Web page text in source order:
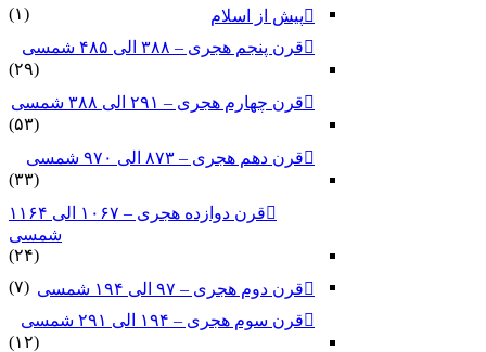
پیش از اسلام
(۱)
قرن پنجم هجری – ۳۸۸ الی ۴۸۵ شمسی
(۲۹)
قرن چهارم هجری – ۲۹۱ الی ۳۸۸ شمسی
(۵۳)
قرن دهم هجری – ۸۷۳ الی ۹۷۰ شمسی
(۳۳)
قرن دوازده هجری – ۱۰۶۷ الی ۱۱۶۴
شمسی
(۲۴)
قرن دوم هجری – ۹۷ الی ۱۹۴ شمسی
(۷)
قرن سوم هجری – ۱۹۴ الی ۲۹۱ شمسی
(۱۲)